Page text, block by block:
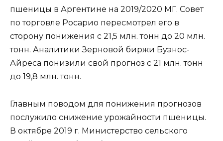
пшеницы в Аргентине на 2019/2020 МГ. Совет
по торговле Росарио пересмотрел его в
сторону понижения с 21,5 млн. тонн до 20 млн.
тонн. Аналитики Зерновой биржи Буэнос-
Айреса понизили свой прогноз с 21 млн. тонн
до 19,8 млн. тонн.
Главным поводом для понижения прогнозов
послужило снижение урожайности пшеницы.
В октябре 2019 г. Министерство сельского